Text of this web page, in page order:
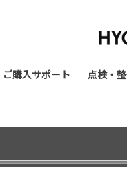
ご購入サポート 点検・